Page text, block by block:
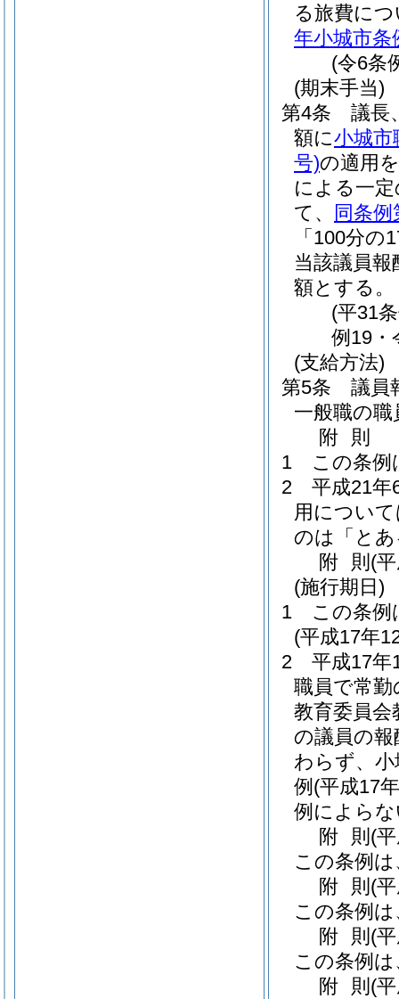
る旅費に
年小城市条
(令6条
(期末手当)
第4条
議長
額に小城市
号)の適用
による一
て、
同条
「100分
当該議員
額とする。
(平31
例19・
(支給方法)
第5条
議員
一般職の
附 則
1
この条例
2
平成21年
用につい
のは「と
附 則 (
(施行期日)
1
この条例
(平成17年
2
平成17年
職員で常
教育委員会
の議員の
わらず、
例 (平成17
例によら
附 則 (
この条例
附 則 (
この条例
附 則 (
この条例
附 則 (